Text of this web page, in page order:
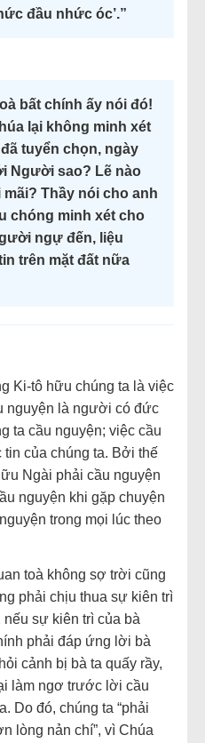
đầu nhức óc’.”
bất chính ấy nói đó!
lại không minh xét
tuyển chọn, ngày
Người sao? Lẽ nào
Thầy nói cho anh
chóng minh xét cho
ngự đến, liệu
trên mặt đất nữa
Ki-tô hữu chúng ta là việc
nguyện là người có đức
ta cầu nguyện; việc cầu
của chúng ta. Bởi thế
Ngài phải cầu nguyện
nguyện khi gặp chuyện
trong mọi lúc theo
toà không sợ trời cũng
phải chịu thua sự kiên trì
sự kiên trì của bà
phải đáp ứng lời bà
cảnh bị bà ta quấy rầy,
làm ngơ trước lời cầu
Do đó, chúng ta “phải
lòng nản chí”, vì Chúa